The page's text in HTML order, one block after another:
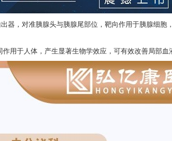
器，对准胰腺头与胰腺尾部位，靶向作用于胰腺细
用于人体，产生显著生物学效应，可有效改善局部